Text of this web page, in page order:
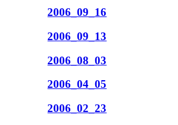
2006_09_16
2006_09_13
2006_08_03
2006_04_05
2006_02_23